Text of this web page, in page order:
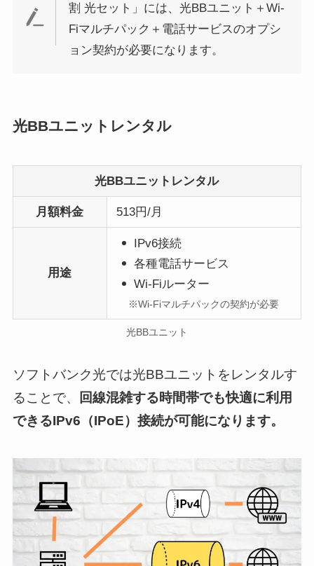
割 光セット」には、光BBユニット＋Wi-
Fiマルチパック＋電話サービスのオプシ
ョン契約が必要になります。
光BBユニットレンタル
光BBユニットレンタル
月額料金 513円/月
用途
IPv6接続
各種電話サービス
Wi-Fiルーター
※Wi-Fiマルチパックの契約が必要
光BBユニット
ソフトバンク光では光BBユニットをレンタルす
ることで、
回線混雑する時間帯でも快適に利用
できるIPv6（IPoE）接続が可能になります。